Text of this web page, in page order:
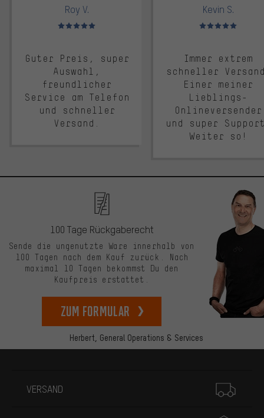
Roy V.
Bewertungen: 5 von 5
Guter Preis, super
Auswahl,
freundlicher
Service am Telefon
und schneller
Versand.
Kevin S.
Bewertungen: 5 von 5
Immer extrem
schneller
Einer meiner
Lieblings-
Onlineversender
und super
Weiter so!
Herbert, General Operations & Services
100 Tage Rückgaberecht
Sende die ungenutzte Ware innerhalb von
100 Tagen nach dem Kauf zurück. Nach
maximal 10 Tagen bekommst Du den
Kaufpreis erstattet.
zum Formular
VERSAND